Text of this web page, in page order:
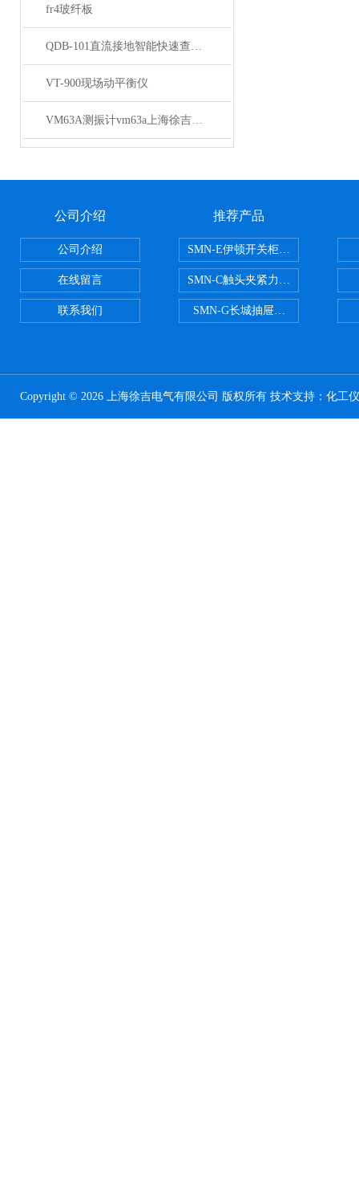
fr4玻纤板
QDB-101直流接地智能快速查找仪
VT-900现场动平衡仪
VM63A测振计vm63a上海徐吉电气
公司介绍
公司介绍
在线留言
联系我们
推荐产品
SMN-E伊顿开关柜触头夹紧力检
SMN-C触头夹紧力检测仪
SMN-G长城抽屉开关柜触头夹紧
Copyright © 2026 上海徐吉电气有限公司 版权所有 技术支持： 化工